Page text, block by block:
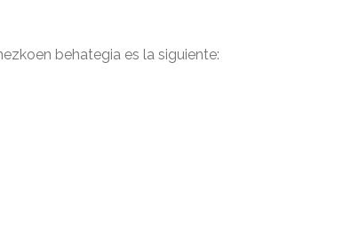
behategia es la siguiente: